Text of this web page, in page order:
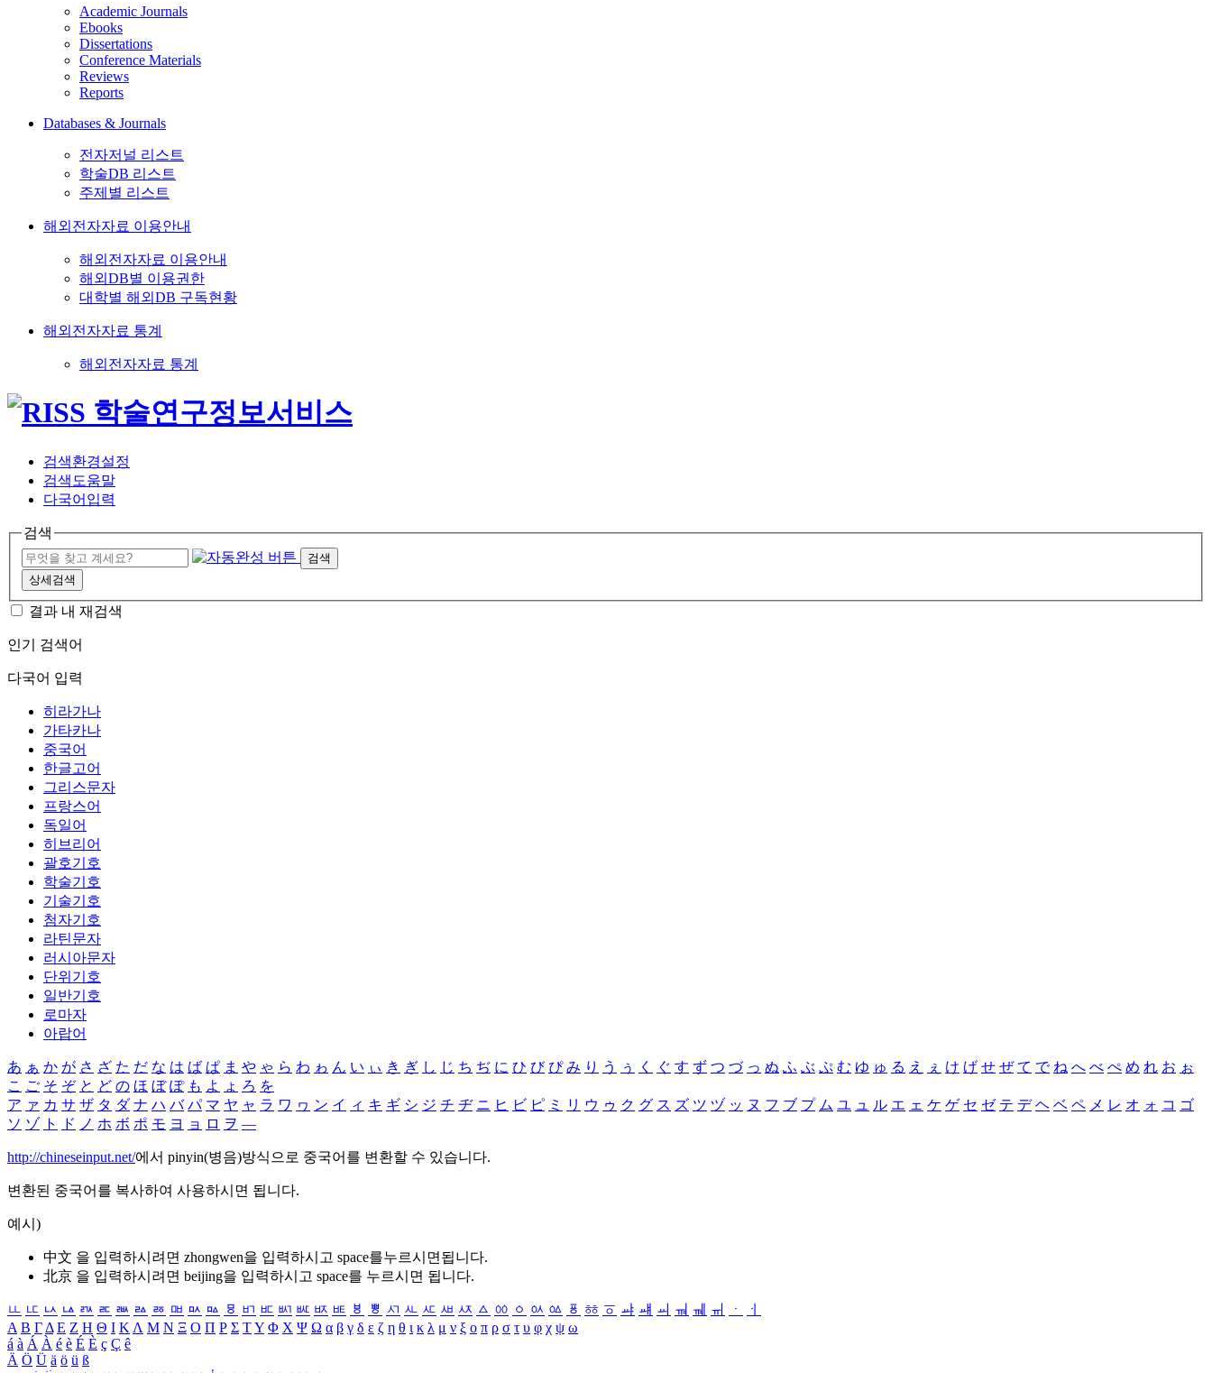
Academic Journals
Ebooks
Dissertations
Conference Materials
Reviews
Reports
Databases & Journals
전자저널 리스트
학술DB 리스트
주제별 리스트
해외전자자료 이용안내
해외전자자료 이용안내
해외DB별 이용권한
대학별 해외DB 구독현황
해외전자자료 통계
해외전자자료 통계
검색환경설정
검색도움말
다국어입력
검색
검색
상세검색
결과 내 재검색
인기 검색어
다국어 입력
히라가나
가타카나
중국어
한글고어
그리스문자
프랑스어
독일어
히브리어
괄호기호
학술기호
기술기호
첨자기호
라틴문자
러시아문자
단위기호
일반기호
로마자
아랍어
あ ぁ か が さ ざ た だ な は ば ぱ ま や ゃ ら わ ゎ ん い ぃ き ぎ し じ ち ぢ に ひ び ぴ み り う ぅ く ぐ す ず つ づ っ ぬ ふ ぶ ぷ む ゆ ゅ る え ぇ け げ せ ぜ て で ね へ べ ぺ め れ お ぉ
こ ご そ ぞ と ど の ほ ぼ ぽ も よ ょ ろ を
ア ァ カ サ ザ タ ダ ナ ハ バ パ マ ヤ ャ ラ ワ ヮ ン イ ィ キ ギ シ ジ チ ヂ ニ ヒ ビ ピ ミ リ ウ ゥ ク グ ス ズ ツ ヅ ッ ヌ フ ブ プ ム ユ ュ ル エ ェ ケ ゲ セ ゼ テ デ ヘ ベ ペ メ レ オ ォ コ ゴ
ソ ゾ ト ド ノ ホ ボ ポ モ ヨ ョ ロ ヲ ―
http://chineseinput.net/에서 pinyin(병음)방식으로 중국어를 변환할 수 있습니다.
변환된 중국어를 복사하여 사용하시면 됩니다.
예시)
中文 을 입력하시려면 zhongwen을 입력하시고 space를누르시면됩니다.
北京 을 입력하시려면 beijing을 입력하시고 space를 누르시면 됩니다.
ㅥ ㅦ ㅧ ㅨ ㅩ ㅪ ㅫ ㅬ ㅭ ㅮ ㅯ ㅰ ㅱ ㅲ ㅳ ㅴ ㅵ ㅶ ㅷ ㅸ ㅹ ㅺ ㅻ ㅼ ㅽ ㅾ ㅿ ㆀ ㆁ ㆂ ㆃ ㆄ ㆅ ㆆ ㆇ ㆈ ㆉ ㆊ ㆋ ㆌ ㆍ
ㆎ
Α Β ΓΔ Ε Ζ Η Θ Ι ΚΛ Μ Ν Ξ Ο Π Ρ Σ ΤΥ Φ Χ Ψ Ω α β γ δ ε ζ η θ ι κ λ μ ν ξ ο π ρ σ τ υ φ χ ψ ω
á à Á À é è É È ç Ç ê
Ä Ö Ü ä ö ü ß